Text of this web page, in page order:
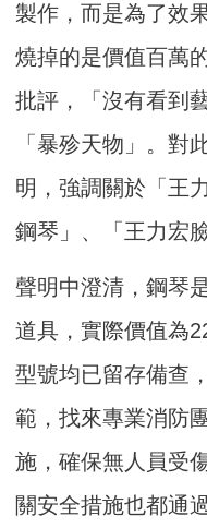
製作，而是為了效
燒掉的是價值百萬
批評，「沒有看到
「暴殄天物」。對
明，強調關於「王
鋼琴」、「王力宏
聲明中澄清，鋼琴
道具，實際價值為
型號均已留存備查
範，找來專業消防
施，確保無人員受
關安全措施也都通